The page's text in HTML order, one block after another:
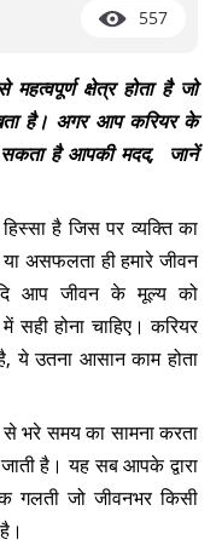
557
क्षेत्र होता है जो
है। अगर आप करियर के
सकता है आपकी मदद, जानें
है जिस पर व्यक्ति का
असफलता ही हमारे जीवन
आप जीवन के मूल्य को
सही होना चाहिए। करियर
ये उतना आसान काम होता
भरे समय का सामना करता
है। यह सब आपके द्वारा
गलती जो जीवनभर किसी